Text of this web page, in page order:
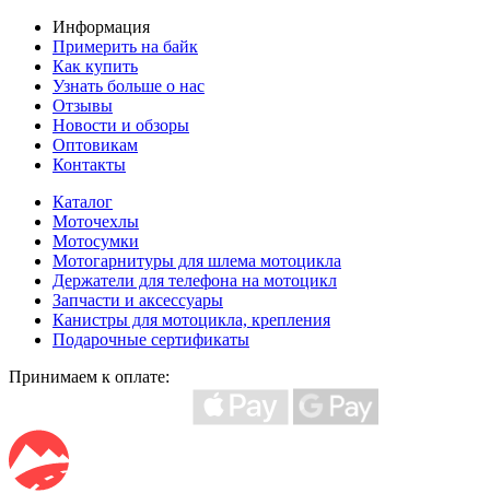
Информация
Примерить на байк
Как купить
Узнать больше о нас
Отзывы
Новости и обзоры
Оптовикам
Контакты
Каталог
Моточехлы
Мотосумки
Мотогарнитуры для шлема мотоцикла
Держатели для телефона на мотоцикл
Запчасти и аксессуары
Канистры для мотоцикла, крепления
Подарочные сертификаты
Принимаем к оплате: